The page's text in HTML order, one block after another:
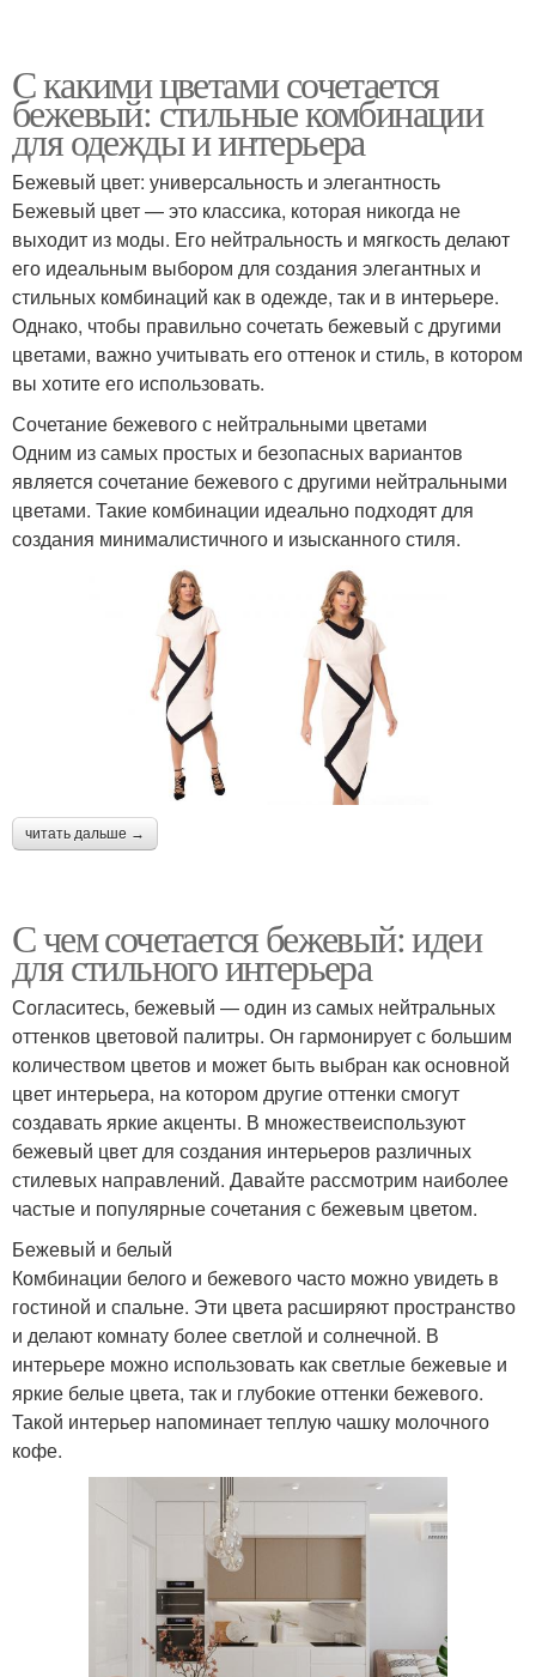
С какими цветами сочетается
бежевый: стильные комбинации
для одежды и интерьера
Бежевый цвет: универсальность и элегантность
Бежевый цвет — это классика, которая никогда не
выходит из моды. Его нейтральность и мягкость делают
его идеальным выбором для создания элегантных и
стильных комбинаций как в одежде, так и в интерьере.
Однако, чтобы правильно сочетать бежевый с другими
цветами, важно учитывать его оттенок и стиль, в котором
вы хотите его использовать.
Сочетание бежевого с нейтральными цветами
Одним из самых простых и безопасных вариантов
является сочетание бежевого с другими нейтральными
цветами. Такие комбинации идеально подходят для
создания минималистичного и изысканного стиля.
читать дальше →
С чем сочетается бежевый: идеи
для стильного интерьера
Согласитесь, бежевый — один из самых нейтральных
оттенков цветовой палитры. Он гармонирует с большим
количеством цветов и может быть выбран как основной
цвет интерьера, на котором другие оттенки смогут
создавать яркие акценты. В множествеиспользуют
бежевый цвет для создания интерьеров различных
стилевых направлений. Давайте рассмотрим наиболее
частые и популярные сочетания с бежевым цветом.
Бежевый и белый
Комбинации белого и бежевого часто можно увидеть в
гостиной и спальне. Эти цвета расширяют пространство
и делают комнату более светлой и солнечной. В
интерьере можно использовать как светлые бежевые и
яркие белые цвета, так и глубокие оттенки бежевого.
Такой интерьер напоминает теплую чашку молочного
кофе.